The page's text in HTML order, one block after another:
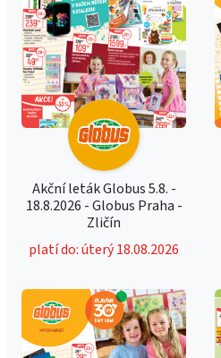
Akční leták Globus 5.8. -
18.8.2026 - Globus Praha -
Zličín
platí do: úterý 18.08.2026